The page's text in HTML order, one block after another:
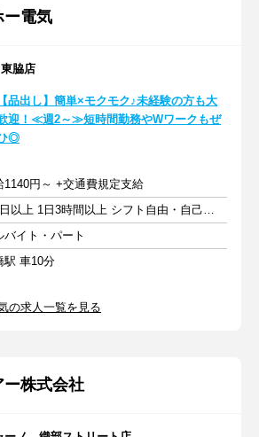
ー電気
脇店
【品出し】簡単×モクモク♪未経験の方も大
迎！≪週2～≫短時間勤務やWワークもぜ
◎
1140円～ +交通費規定支給
週2日以上 1日3時間以上 シフト自由・自己申告
バイト・パート
駅 車10分
の求人一覧を見る
ー株式会社